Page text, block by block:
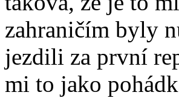
zahraničím byly
jezdili za první
mi to jako